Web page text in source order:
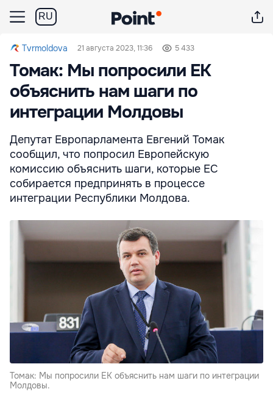
RU
Tvrmoldova 21 августа 2023, 11:36 5 433
Томак: Мы попросили ЕК
объяснить нам шаги по
интеграции Молдовы
Депутат Европарламента Евгений Томак
сообщил, что попросил Европейскую
комиссию объяснить шаги, которые ЕС
собирается предпринять в процессе
интеграции Республики Молдова.
Томак: Мы попросили ЕК объяснить нам шаги по интеграции
Молдовы.